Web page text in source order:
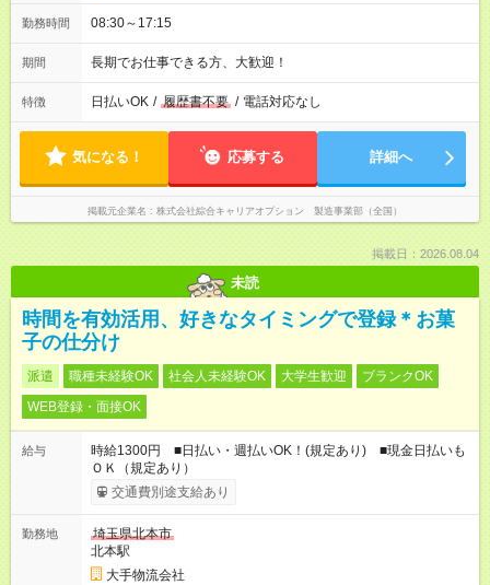
勤務時間 08:30～17:15
期間 長期でお仕事できる方、大歓迎！
特徴 日払いOK / 履歴書不要 / 電話対応なし
気になる！ 応募する 詳細へ
掲載元企業名 株式会社綜合キャリアオプション 製造事業部（全国）
掲載日：2026.08.04
未読
時間を有効活用、好きなタイミングで登録＊お菓
子の仕分け
派遣 職種未経験OK 社会人未経験OK 大学生歓迎
ブランクOK
WEB登録・面接OK
給与
時給1300円 ■日払い・週払いOK！(規定あり) ■現金日払いも
ＯＫ（規定あり）
交通費別途支給あり
勤務地
埼玉県北本市
北本駅
大手物流会社